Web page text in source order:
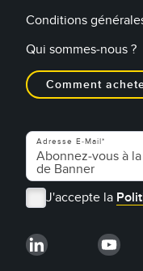
Conditions
Qui sommes-nous ?
Comment
Adresse E-Mail
J'accepte la